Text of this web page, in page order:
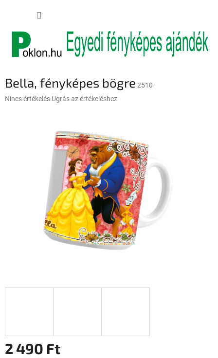
tartalomhoz
Bella, fényképes bögre 2510
A
Nincs értékelés Ugrás az értékeléshez
2 490 Ft